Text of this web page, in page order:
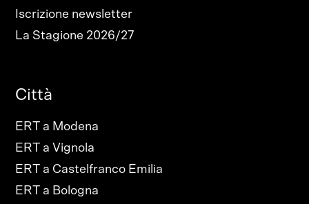
Iscrizione newsletter
La Stagione 2026/27
Città
ERT a Modena
ERT a Vignola
ERT a Castelfranco Emilia
ERT a Bologna